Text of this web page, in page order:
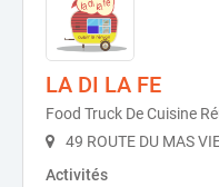
LA DI LA FE
Food Truck De Cuisine
49 ROUTE DU MAS
Activités